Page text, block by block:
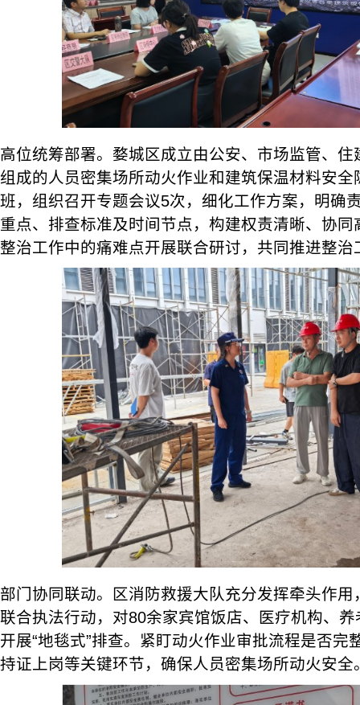
高位统筹部署。婺城区成立由公安、市场监管、
组成的人员密集场所动火作业和建筑保温材料安
班，组织召开专题会议5次，细化工作方案，明确
重点、排查标准及时间节点，构建权责清晰、协
整治工作中的痛难点开展联合研讨，共同推进整治
部门协同联动。区消防救援大队充分发挥牵头作
联合执法行动，对80余家宾馆饭店、医疗机构、
开展“地毯式”排查。紧盯动火作业审批流程是否完
持证上岗等关键环节，确保人员密集场所动火安全